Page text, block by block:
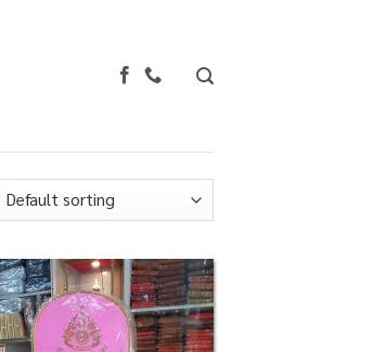
Add to
Wishlist